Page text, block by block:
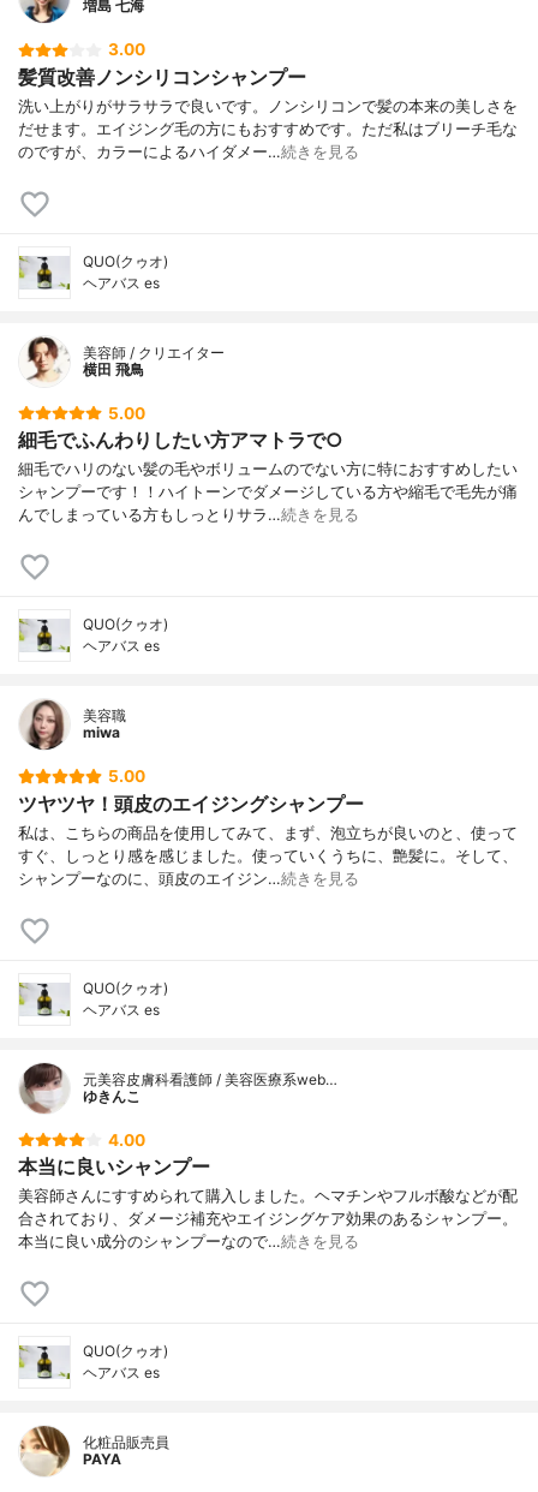
増島 七海
3.00
髪質改善ノンシリコンシャンプー
洗い上がりがサラサラで良いです。ノンシリコンで髪の本来の美しさを
だせます。エイジング毛の方にもおすすめです。ただ私はブリーチ毛な
のですが、カラーによるハイダメー…続きを見る
QUO(クゥオ)
ヘアバス es
美容師 / クリエイター
横田 飛鳥
5.00
細毛でふんわりしたい方アマトラで○
細毛でハリのない髪の毛やボリュームのでない方に特におすすめしたい
シャンプーです！！ハイトーンでダメージしている方や縮毛で毛先が痛
んでしまっている方もしっとりサラ…続きを見る
QUO(クゥオ)
ヘアバス es
美容職
miwa
5.00
ツヤツヤ！頭皮のエイジングシャンプー
私は、こちらの商品を使用してみて、まず、泡立ちが良いのと、使って
すぐ、しっとり感を感じました。使っていくうちに、艶髪に。そして、
シャンプーなのに、頭皮のエイジン…続きを見る
QUO(クゥオ)
ヘアバス es
元美容皮膚科看護師 / 美容医療系web…
ゆきんこ
4.00
本当に良いシャンプー
美容師さんにすすめられて購入しました。ヘマチンやフルボ酸などが配
合されており、ダメージ補充やエイジングケア効果のあるシャンプー。
本当に良い成分のシャンプーなので…続きを見る
QUO(クゥオ)
ヘアバス es
化粧品販売員
PAYA